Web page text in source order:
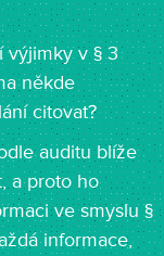
výjimky v § 3
někde
citovat?
auditu blíže
a proto ho
ve smyslu §
informace,